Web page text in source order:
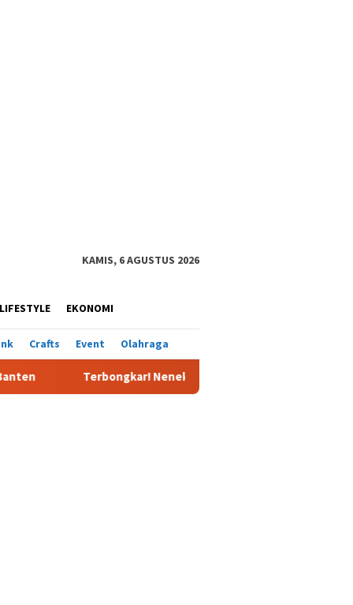
KAMIS, 6 AGUSTUS 2026
LIFESTYLE EKONOMI
Crafts Event Olahraga
Nenek Tewas di Deliserdang Ternyata Dibunuh Oknum